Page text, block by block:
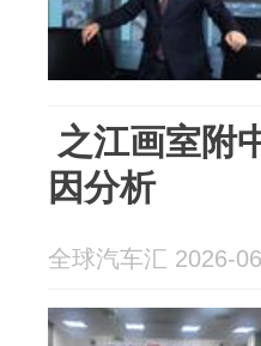
之江画室附
因分析
全球汽车汇 2026-